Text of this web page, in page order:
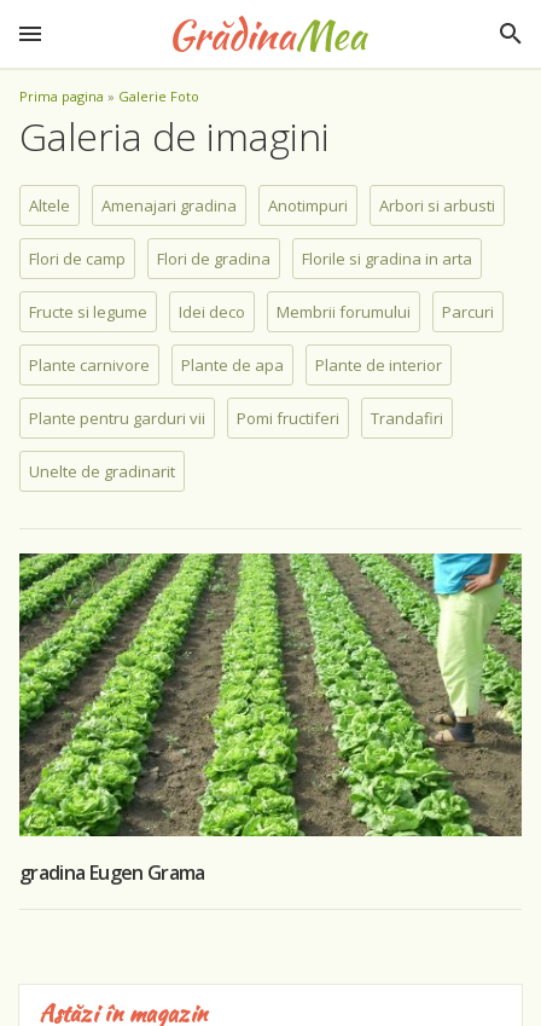
Prima pagina » Galerie Foto
Galeria de imagini
Altele Amenajari gradina Anotimpuri Arbori si arbusti
Flori de camp Flori de gradina Florile si gradina in arta
Fructe si legume Idei deco Membrii forumului Parcuri
Plante carnivore Plante de apa Plante de interior
Plante pentru garduri vii Pomi fructiferi Trandafiri
Unelte de gradinarit
gradina Eugen Grama
Astăzi în magazin